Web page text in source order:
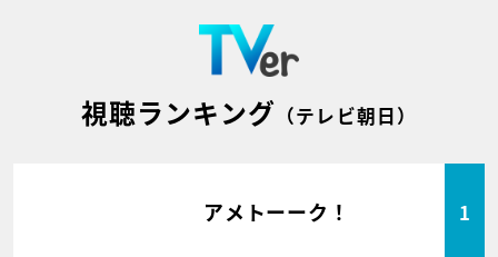
視聴ランキング （テレビ朝日）
アメトーーク！ 1